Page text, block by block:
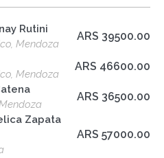
Rutini
Mendoza
ARS 39500.00
Mendoza
ARS 46600.00
ARS 36500.00
Zapata
ARS 57000.00